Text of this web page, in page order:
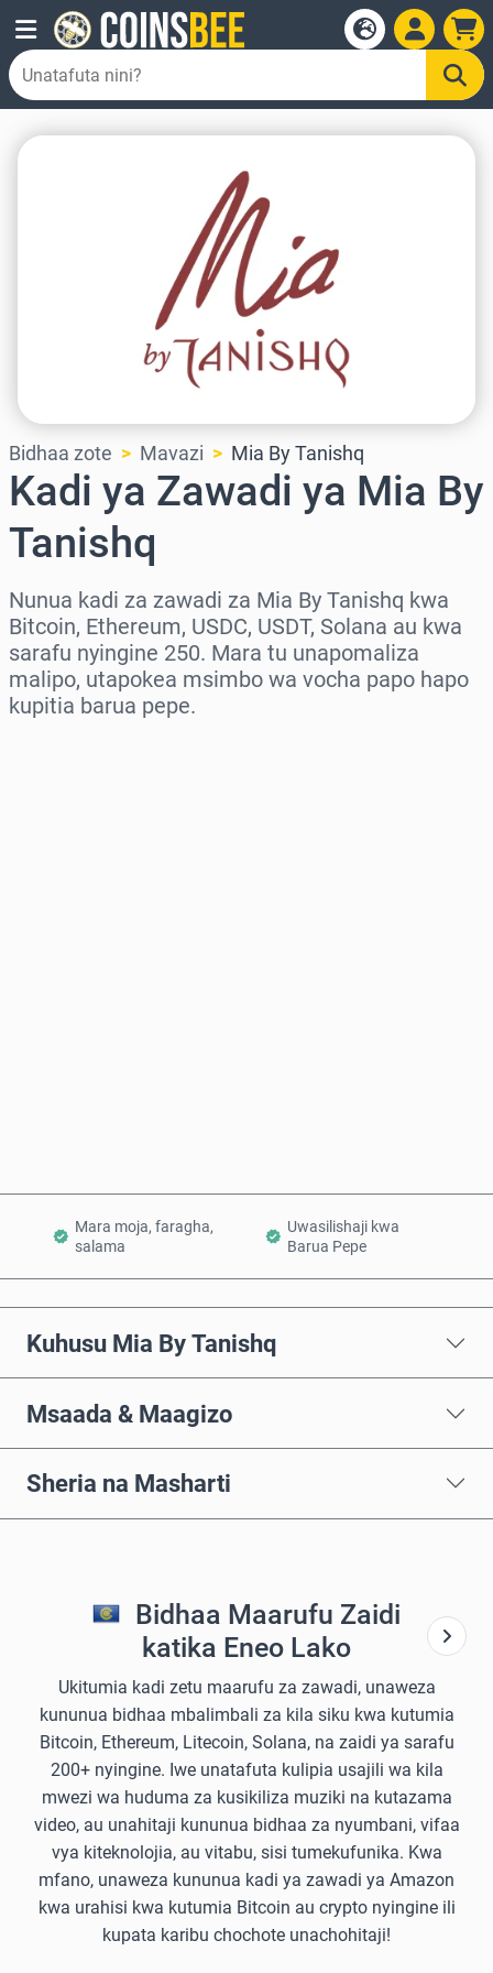
Bidhaa zote Mavazi Mia By Tanishq
Kadi ya Zawadi ya Mia By
Tanishq
Nunua kadi za zawadi za Mia By Tanishq kwa
Bitcoin, Ethereum, USDC, USDT, Solana au kwa
sarafu nyingine 250. Mara tu unapomaliza
malipo, utapokea msimbo wa vocha papo hapo
kupitia barua pepe.
Mara moja, faragha,
salama
Uwasilishaji kwa
Barua Pepe
Kuhusu Mia By Tanishq
Msaada & Maagizo
Sheria na Masharti
Bidhaa Maarufu Zaidi
katika Eneo Lako
Ukitumia kadi zetu maarufu za zawadi, unaweza
kununua bidhaa mbalimbali za kila siku kwa kutumia
Bitcoin, Ethereum, Litecoin, Solana, na zaidi ya sarafu
200+ nyingine. Iwe unatafuta kulipia usajili wa kila
mwezi wa huduma za kusikiliza muziki na kutazama
video, au unahitaji kununua bidhaa za nyumbani, vifaa
vya kiteknolojia, au vitabu, sisi tumekufunika. Kwa
mfano, unaweza kununua kadi ya zawadi ya Amazon
kwa urahisi kwa kutumia Bitcoin au crypto nyingine ili
kupata karibu chochote unachohitaji!